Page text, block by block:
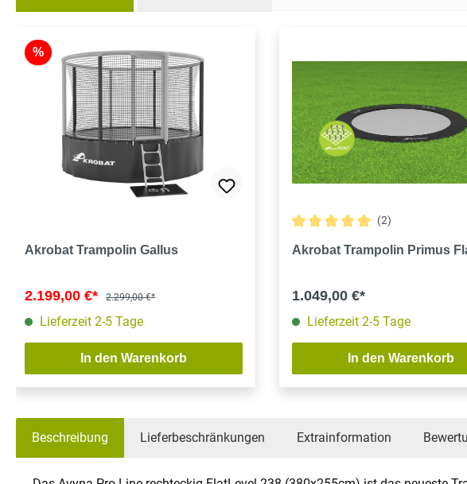
%
Akrobat Trampolin Gallus
2.199,00 €* 2.299,00 €*
Lieferzeit 2-5 Tage
In den Warenkorb
Durchschnittliche Bewertung
(2)
Akrobat Trampolin Primus
1.049,00 €*
Lieferzeit 2-5 Tage
In den Warenkorb
Beschreibung Lieferbeschränkungen Extrainformation